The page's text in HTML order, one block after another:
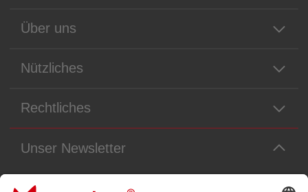
Über uns
Nützliches
Rechtliches
Unser Newsletter